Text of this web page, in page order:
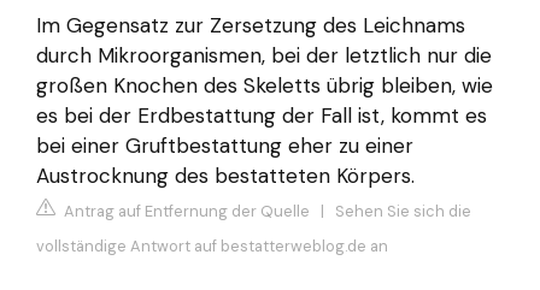
Im Gegensatz zur Zersetzung des Leichnams
durch Mikroorganismen, bei der letztlich nur die
großen Knochen des Skeletts übrig bleiben, wie
es bei der Erdbestattung der Fall ist, kommt es
bei einer Gruftbestattung eher zu einer
Austrocknung des bestatteten Körpers.
Antrag auf Entfernung der Quelle | Sehen Sie sich die
vollständige Antwort auf bestatterweblog.de an